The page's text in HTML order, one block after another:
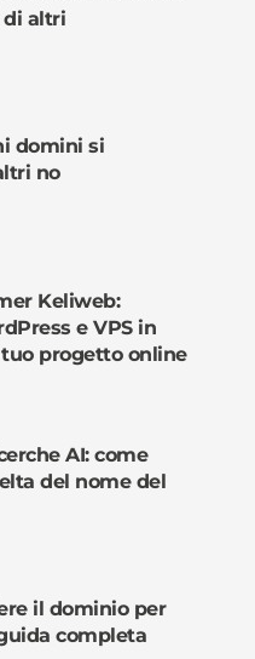
di altri
domini si
no
Keliweb:
e VPS in
progetto online
AI: come
del nome del
il dominio per
completa